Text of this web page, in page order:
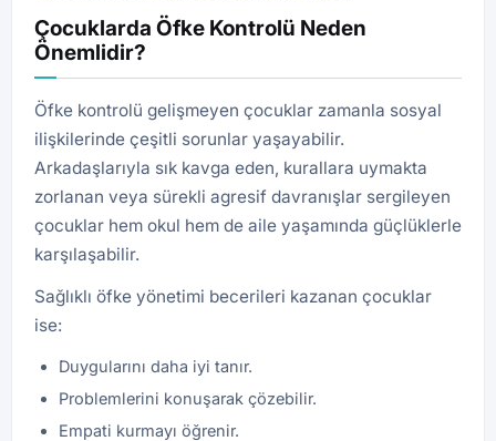
Çocuklarda Öfke Kontrolü Neden
Önemlidir?
Öfke kontrolü gelişmeyen çocuklar zamanla sosyal
ilişkilerinde çeşitli sorunlar yaşayabilir.
Arkadaşlarıyla sık kavga eden, kurallara uymakta
zorlanan veya sürekli agresif davranışlar sergileyen
çocuklar hem okul hem de aile yaşamında güçlüklerle
karşılaşabilir.
Sağlıklı öfke yönetimi becerileri kazanan çocuklar
ise:
Duygularını daha iyi tanır.
Problemlerini konuşarak çözebilir.
Empati kurmayı öğrenir.